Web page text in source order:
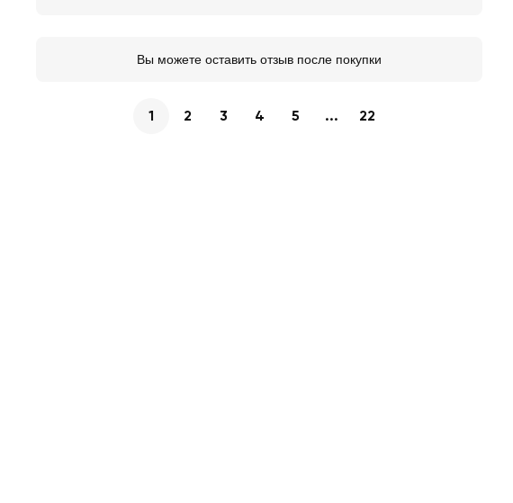
Вы можете оставить отзыв после покупки
1 2 3 4 5 ... 22